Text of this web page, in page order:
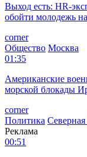
Выход есть: HR-
обойти молодежь
corner
Общество Москва
01:35
Американские
морской блокады
corner
Политика
Реклама
00:51